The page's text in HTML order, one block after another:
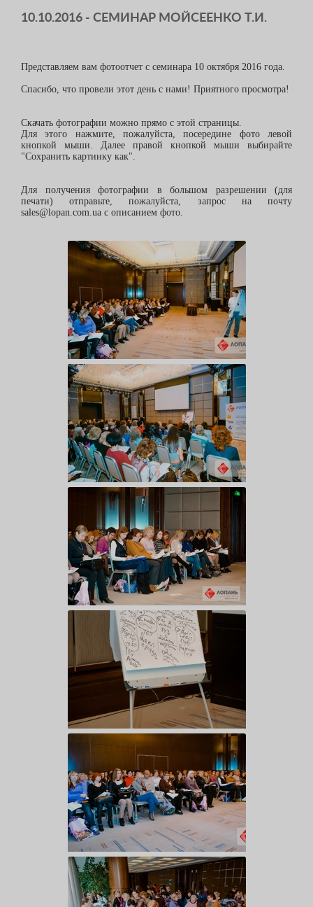
10.10.2016 - СЕМИНАР МОЙСЕЕНКО Т.И.
Представляем вам фотоотчет с семинара 10 октября 2016 года.
Спасибо, что провели этот день с нами! Приятного просмотра!
Скачать фотографии можно прямо с этой страницы.
Для этого нажмите, пожалуйста, посередине фото левой
кнопкой мыши. Далее правой кнопкой мыши выбирайте
"Сохранить картинку как".
Для получения фотографии в большом разрешении (для
печати) отправьте, пожалуйста, запрос на почту
sales@lopan.com.ua с описанием фото.